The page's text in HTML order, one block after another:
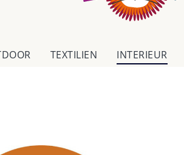
TEXTILIEN IN­TE­RI­EUR